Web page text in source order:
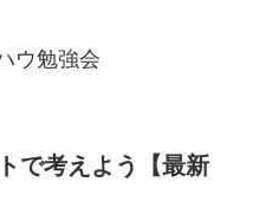
ウ勉強会
で考えよう【最新